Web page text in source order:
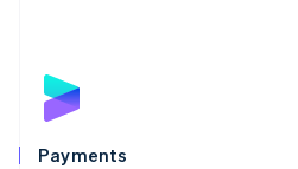
Payments
Polonia
English
Português